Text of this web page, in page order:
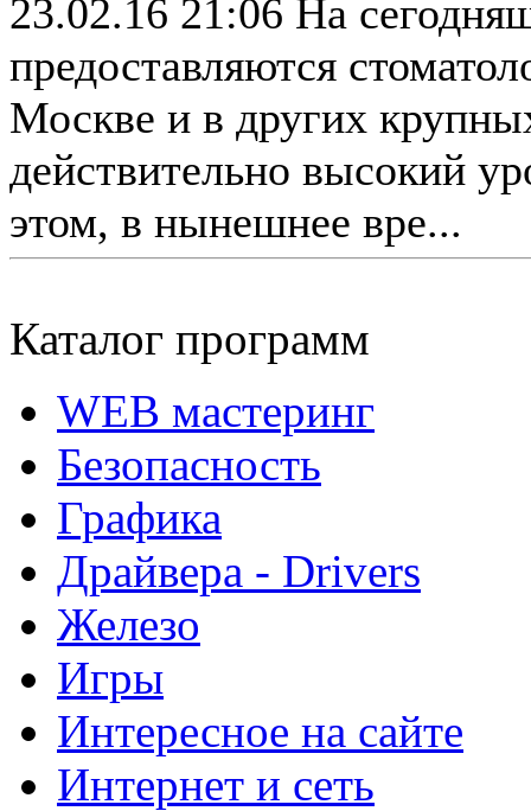
23.02.16 21:06 На
предоставляются
Москве и в других
действительно высокий
этом, в нынешнее вре...
Каталог программ
WEB мастеринг
Безопасность
Графика
Драйвера - Drivers
Железо
Игры
Интересное на сайте
Интернет и сеть